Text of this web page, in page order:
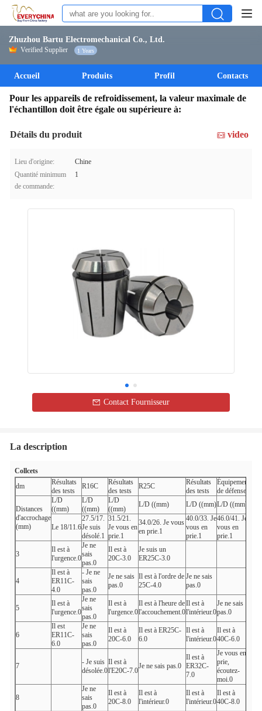
Zhuzhou Bartu Electromechanical Co., Ltd.
Verified Supplier 1 Years
Accueil Produits Profil Contacts
Pour les appareils de refroidissement, la valeur maximale de
l'échantillon doit être égale ou supérieure à:
Détails du produit video
Lieu d'origine:
Chine
Quantité minimum
de commande:
1
Contact Fournisseur
La description
Collcets
dm
Résultats
des tests
R16C
Résultats
des tests
R25C
Résultats
des tests
Équipement
de défense
Distances
d'accrochage
(mm)
L/D
((mm)
L/D
((mm)
L/D
((mm)
L/D ((mm) L/D ((mm)L/D ((mm)
Le 18/11.6
27.5/17.
Je suis
désolé.1
31.5/21.
Je vous en
prie.1
34.0/26. Je vous
en prie.1
40.0/33. Je
vous en
prie.1
46.0/41. Je
vous en
prie.1
3
Il est à
l'urgence.0
Je ne
sais
pas.0
Il est à
20C-3.0
Je suis un
ER25C-3.0
4
Il est à
ER11C-
4.0
- Je ne
sais
pas.0
Je ne sais
pas.0
Il est à l'ordre de
25C-4.0
Je ne sais
pas.0
5
Il est à
l'urgence.0
Je ne
sais
pas.0
Il est à
l'urgence.0
Il est à l'heure de
l'accouchement.0
Il est à
l'intérieur.0
Je ne sais
pas.0
6
Il est
ER11C-
6.0
Je ne
sais
pas.0
Il est à
20C-6.0
Il est à ER25C-
6.0
Il est à
l'intérieur.0
Il est à
40C-6.0
7
- Je suis
désolée.0
Il est à
l'E20C-7.0
Je ne sais pas.0
Il est à
ER32C-
7.0
Je vous en
prie,
écoutez-
moi.0
8
Je ne
sais
pas.0
Il est à
20C-8.0
Il est à
l'intérieur.0
Il est à
l'intérieur.0
Il est à
40C-8.0